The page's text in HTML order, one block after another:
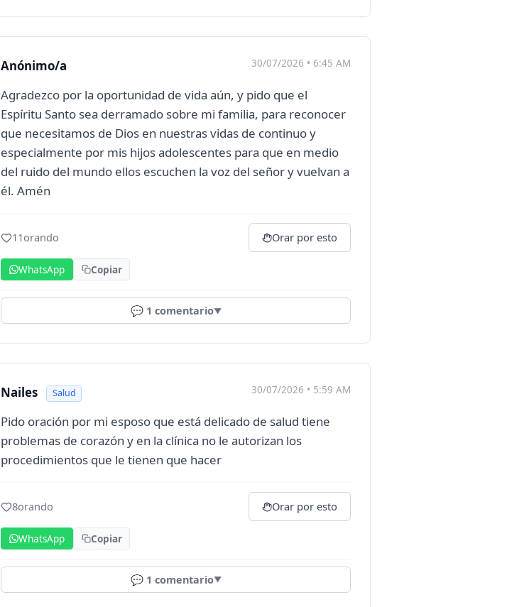
Anónimo/a 30/07/2026 • 6:45 AM
Agradezco por la oportunidad de vida aún, y pido que el
Espíritu Santo sea derramado sobre mi familia, para reconocer
que necesitamos de Dios en nuestras vidas de continuo y
especialmente por mis hijos adolescentes para que en medio
del ruido del mundo ellos escuchen la voz del señor y vuelvan a
él. Amén
11orando Orar por esto
WhatsApp Copiar
💬 1 comentario▼
Nailes Salud 30/07/2026 • 5:59 AM
Pido oración por mi esposo que está delicado de salud tiene
problemas de corazón y en la clínica no le autorizan los
procedimientos que le tienen que hacer
8orando Orar por esto
WhatsApp Copiar
💬 1 comentario▼